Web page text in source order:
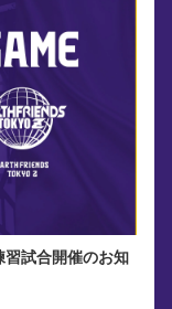
試合開催のお知